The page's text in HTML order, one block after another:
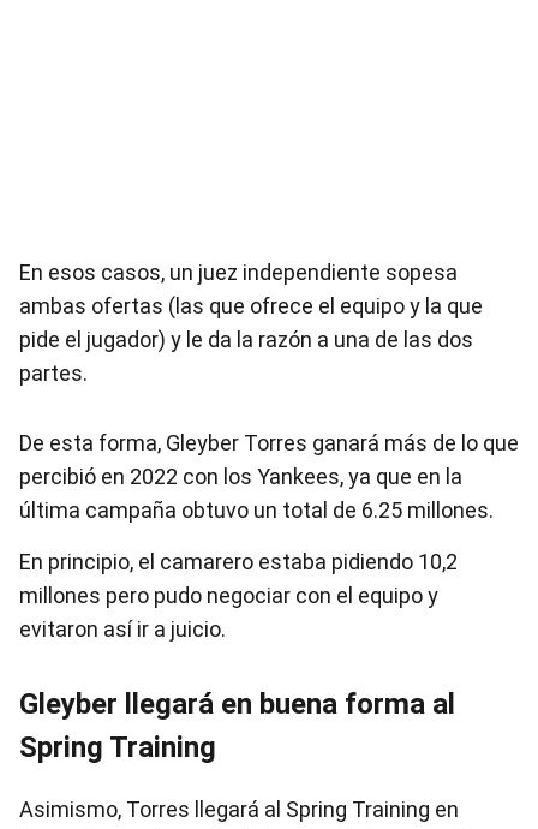
En esos casos, un juez independiente sopesa
ambas ofertas (las que ofrece el equipo y la que
pide el jugador) y le da la razón a una de las dos
partes.
De esta forma, Gleyber Torres ganará más de lo que
percibió en 2022 con los Yankees, ya que en la
última campaña obtuvo un total de 6.25 millones.
En principio, el camarero estaba pidiendo 10,2
millones pero pudo negociar con el equipo y
evitaron así ir a juicio.
Gleyber llegará en buena forma al
Spring Training
Asimismo, Torres llegará al Spring Training en